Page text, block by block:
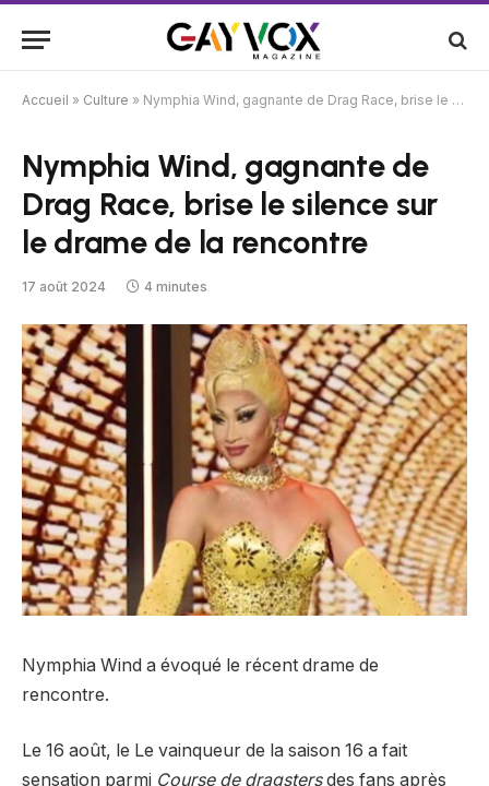
Accueil » Culture » Nymphia Wind, gagnante de Drag Race, brise le silence sur le drame de la rencontre
Nymphia Wind, gagnante de
Drag Race, brise le silence sur
le drame de la rencontre
17 août 2024 4 minutes
Nymphia Wind a évoqué le récent drame de
rencontre.
Le 16 août, le Le vainqueur de la saison 16 a fait
sensation parmi Course de dragstersdes fans après